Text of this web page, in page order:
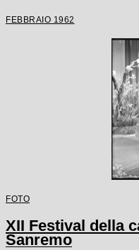
FEBBRAIO 1962
FOTO
XII Festival della
Sanremo